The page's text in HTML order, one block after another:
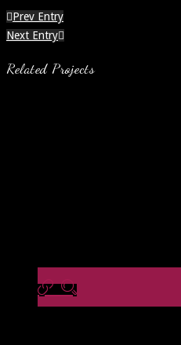
Prev Entry
Next Entry
Related Projects